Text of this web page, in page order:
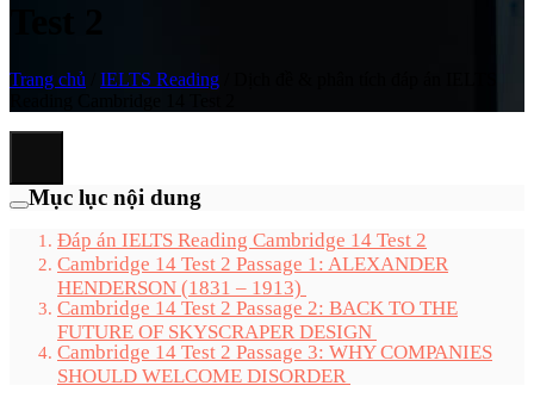
Trang chủ IELTS Reading
Mục lục nội dung
Đáp án IELTS Reading Cambridge 14 Test 2
Cambridge 14 Test 2 Passage 1: ALEXANDER
HENDERSON (1831 – 1913)
Cambridge 14 Test 2 Passage 2: BACK TO THE
FUTURE OF SKYSCRAPER DESIGN
Cambridge 14 Test 2 Passage 3: WHY COMPANIES
SHOULD WELCOME DISORDER